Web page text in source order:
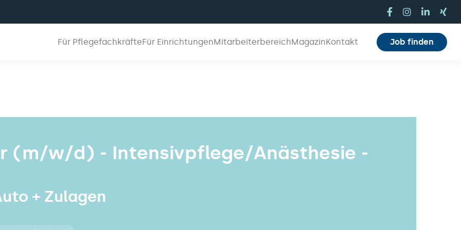
Für PflegefachkräfteFür EinrichtungenMitarbeiterbereichMagazinKontakt Job finden
(m/w/d) - Intensivpflege/Anästhesie -
+ Zulagen